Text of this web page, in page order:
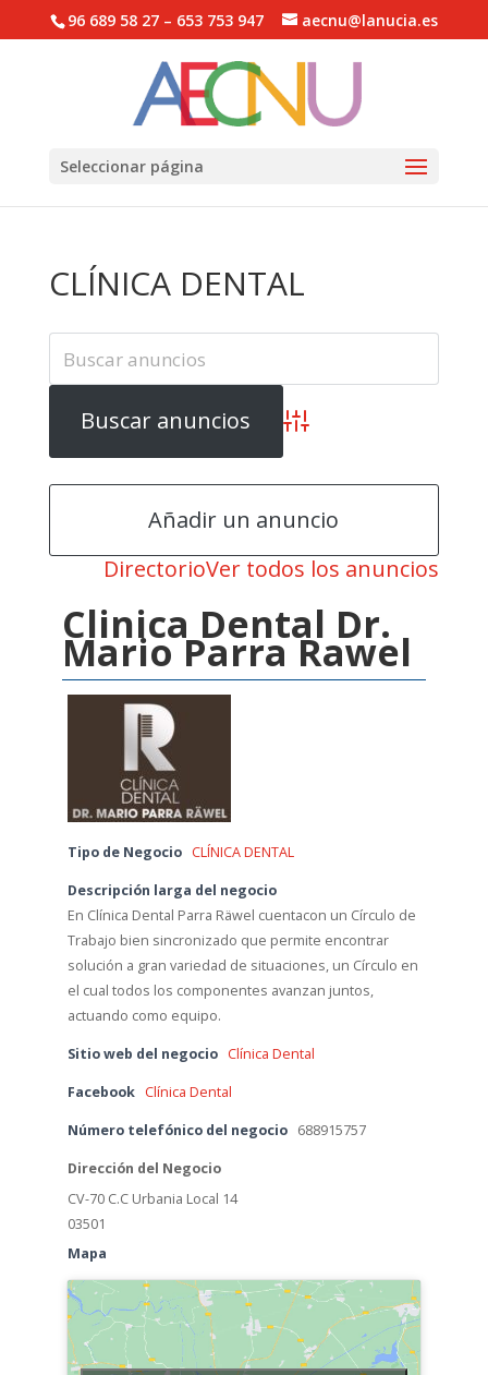
Abrir barra de herramientas
96 689 58 27 – 653 753 947 aecnu@lanucia.es
Seleccionar página
CLÍNICA DENTAL
Búsqueda avanzada
DirectorioVer todos los anuncios
Añadir un anuncio
Clinica Dental Dr.
Mario Parra Rawel
Tipo de Negocio CLÍNICA DENTAL
Descripción larga del negocio
En Clínica Dental Parra Räwel cuentacon un Círculo de
Trabajo bien sincronizado que permite encontrar
solución a gran variedad de situaciones, un Círculo en
el cual todos los componentes avanzan juntos,
actuando como equipo.
Sitio web del negocio Clínica Dental
Facebook Clínica Dental
Número telefónico del negocio 688915757
Dirección del Negocio
CV-70 C.C Urbania Local 14
03501
Mapa